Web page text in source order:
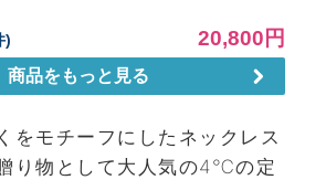
をモチーフにしたネックレス
り物として大人気の4℃の定